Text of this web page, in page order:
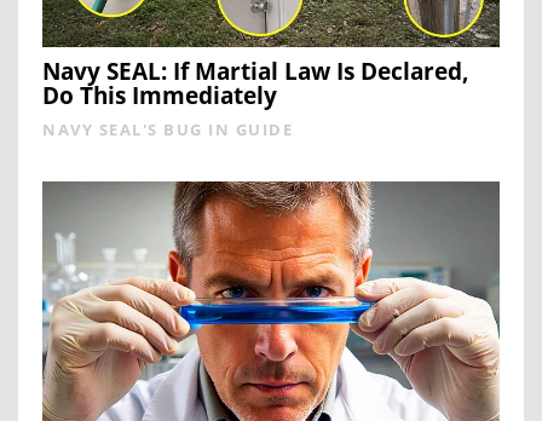
Navy SEAL: If Martial Law Is Declared,
Do This Immediately
NAVY SEAL'S BUG IN GUIDE